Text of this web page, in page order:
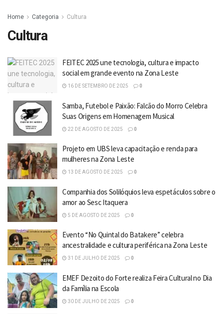
Home Categoria Cultura
Cultura
FEITEC 2025 une tecnologia, cultura e impacto
social em grande evento na Zona Leste
16 DE SETEMBRO DE 2025 0
Samba, Futebol e Paixão: Falcão do Morro Celebra
Suas Origens em Homenagem Musical
22 DE AGOSTO DE 2025 0
Projeto em UBS leva capacitação e renda para
mulheres na Zona Leste
13 DE AGOSTO DE 2025 0
Companhia dos Solilóquios leva espetáculos sobre o
amor ao Sesc Itaquera
5 DE AGOSTO DE 2025 0
Evento “No Quintal do Batakere” celebra
ancestralidade e cultura periférica na Zona Leste
31 DE JULHO DE 2025 0
EMEF Dezoito do Forte realiza Feira Cultural no Dia
da Família na Escola
30 DE JULHO DE 2025 0